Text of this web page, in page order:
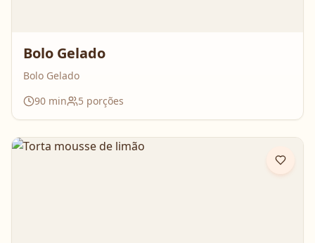
Bolo Gelado
Bolo Gelado
90 min 5 porções